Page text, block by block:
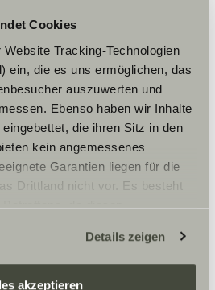
Cookies
Tracking-Technologien
ein, die es uns ermöglichen, das
auszuwerten und
Ebenso haben wir Inhalte
die ihren Sitz in den
kein angemessenes
Garantien liegen für die
Drittland nicht vor. Es besteht
da diesen
können Daten für
und mit anderen Daten
Informationen finden Sie hier:
Details zeigen
akzeptieren
van 9u00 tot 16u00
souborů cookie